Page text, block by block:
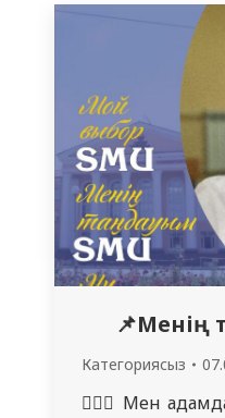
Абылайханға
📌Менің
Категориясыз
👩🏻‍⚕️ Мен